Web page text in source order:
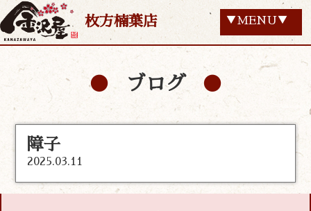
枚方楠葉店 ▼MENU▼
ブログ
障子
2025.03.11